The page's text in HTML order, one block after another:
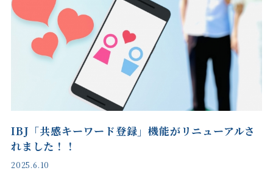
IBJ「共感キーワード登録」機能がリニューアルさ
れました！！
2025.6.10